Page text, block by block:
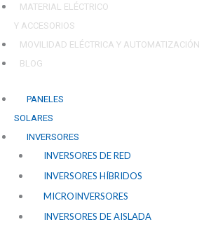
MATERIAL ELÉCTRICO
Y ACCESORIOS
MOVILIDAD ELÉCTRICA Y AUTOMATIZACIÓN
BLOG
PANELES
SOLARES
INVERSORES
INVERSORES DE RED
INVERSORES HÍBRIDOS
MICROINVERSORES
INVERSORES DE AISLADA